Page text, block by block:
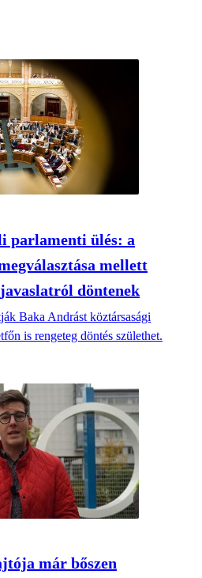
parlamenti ülés: a
mellett
döntenek
Baka Andrást köztársasági
is rengeteg döntés születhet.
már bőszen